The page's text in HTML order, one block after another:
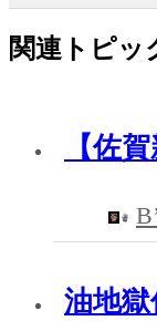
関連トピッ
【佐
油地